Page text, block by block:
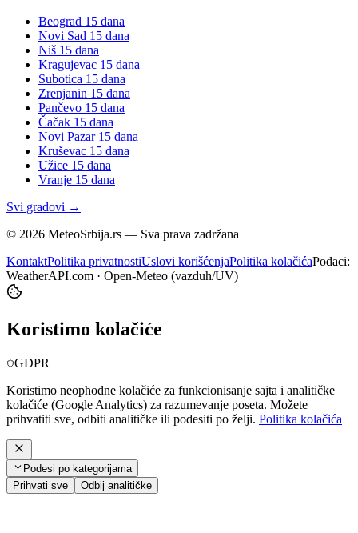
Beograd 15 dana
Novi Sad 15 dana
Niš 15 dana
Kragujevac 15 dana
Subotica 15 dana
Zrenjanin 15 dana
Pančevo 15 dana
Čačak 15 dana
Novi Pazar15 dana
Kruševac 15 dana
Užice 15 dana
Vranje 15 dana
Svi gradovi →
© 2026 MeteoSrbija.rs — Sva prava zadržana
KontaktPolitika privatnostiUslovi korišćenjaPolitika kolačićaPodaci:
WeatherAPI.com · Open-Meteo (vazduh/UV)
Koristimo kolačiće
GDPR
Koristimo neophodne kolačiće za funkcionisanje sajta i analitičke
kolačiće (Google Analytics) za razumevanje poseta. Možete
prihvatiti sve, odbiti analitičke ili podesiti po želji. Politika kolačića
Podesi po kategorijama
Prihvati sve
Odbij analitičke